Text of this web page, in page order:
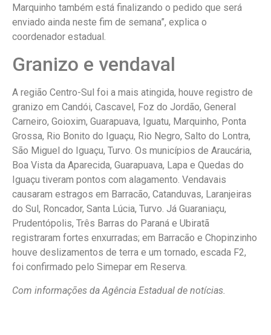
Marquinho também está finalizando o pedido que será
enviado ainda neste fim de semana”, explica o
coordenador estadual.
Granizo e vendaval
A região Centro-Sul foi a mais atingida, houve registro de
granizo em Candói, Cascavel, Foz do Jordão, General
Carneiro, Goioxim, Guarapuava, Iguatu, Marquinho, Ponta
Grossa, Rio Bonito do Iguaçu, Rio Negro, Salto do Lontra,
São Miguel do Iguaçu, Turvo. Os municípios de Araucária,
Boa Vista da Aparecida, Guarapuava, Lapa e Quedas do
Iguaçu tiveram pontos com alagamento. Vendavais
causaram estragos em Barracão, Catanduvas, Laranjeiras
do Sul, Roncador, Santa Lúcia, Turvo. Já Guaraniaçu,
Prudentópolis, Três Barras do Paraná e Ubiratã
registraram fortes enxurradas; em Barracão e Chopinzinho
houve deslizamentos de terra e um tornado, escada F2,
foi confirmado pelo Simepar em Reserva.
Com informações da Agência Estadual de notícias.